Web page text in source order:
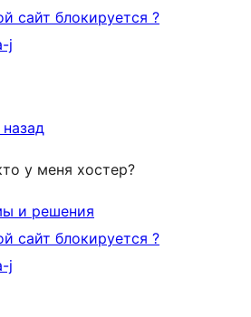
сайт блокируется ?
j
у меня хостер?
и решения
сайт блокируется ?
j